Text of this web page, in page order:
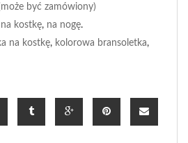
być zamówiony)
kostkę, na nogę.
na kostkę, kolorowa bransoletka,